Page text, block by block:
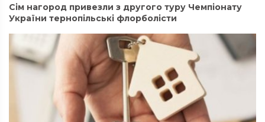
Сім нагород привезли з другого туру Чемпіонату
України тернопільські флорболісти